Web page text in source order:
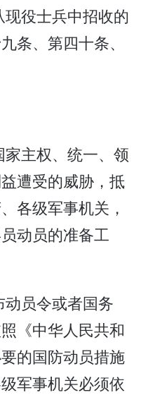
役士兵中招收的
条、第四十条、
主权、统一、领
遭受的威胁，抵
各级军事机关，
动员的准备工
员令或者国务
《中华人民共和
的国防动员措施
军事机关必须依